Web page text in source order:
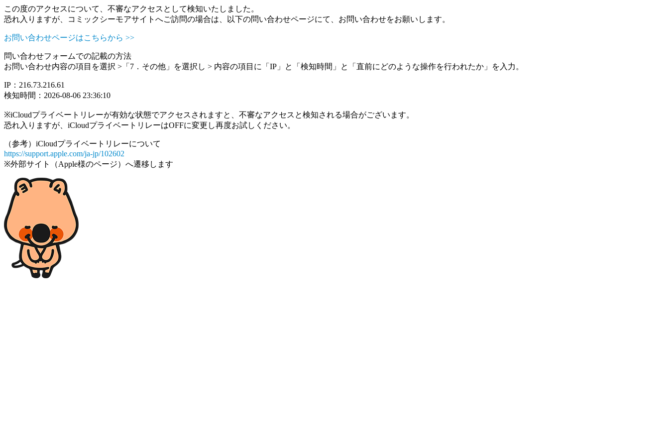
この度のアクセスについて、不審なアクセスとして検知いたしました。
恐れ入りますが、コミックシーモアサイトへご訪問の場合は、以下の問い合わせページにて、お問い合わせをお願いします。
お問い合わせページはこちらから >>
問い合わせフォームでの記載の方法
お問い合わせ内容の項目を選択 >「7．その他」を選択し > 内容の項目に「IP」と「検知時間」と「直前にどのような操作を行われたか」を入力。
IP：216.73.216.61
検知時間：2026-08-06 23:36:10
※iCloudプライベートリレーが有効な状態でアクセスされますと、不審なアクセスと検知される場合がございます。
恐れ入りますが、iCloudプライベートリレーはOFFに変更し再度お試しください。
（参考）iCloudプライベートリレーについて
https://support.apple.com/ja-jp/102602
※外部サイト（Apple様のページ）へ遷移します